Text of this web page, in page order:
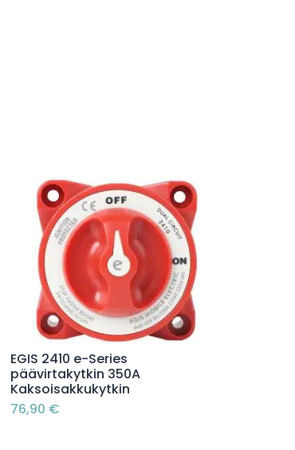
Lisää ostoskoriin
EGIS 2410 e-Series
päävirtakytkin 350A
Kaksoisakkukytkin
76,90 €